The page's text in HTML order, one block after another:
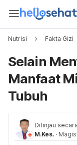
Nutrisi Fakta Gizi
Selain
Manfaat
Tubuh
Ditinjau
M.Kes. ·